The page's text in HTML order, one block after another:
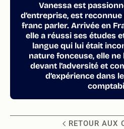
Vanessa est
d’entreprise, est
franc parler. Arrivée en
elle a réussi ses études
langue qui lui était
nature fonceuse, elle
devant l’adversité et
d’expérience dans
RETOUR AUX